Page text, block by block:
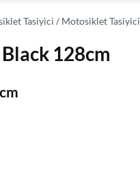
Tasiyici / Motosiklet Tasiyici
128cm